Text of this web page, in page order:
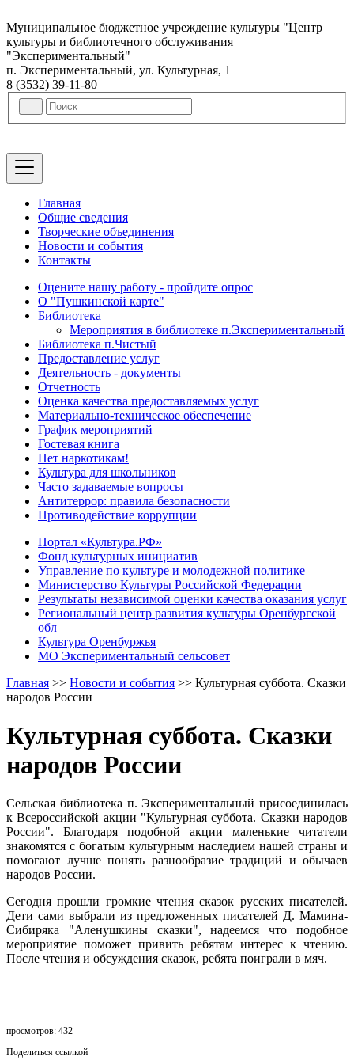
Муниципальное бюджетное учреждение культуры "Центр
культуры и библиотечного обслуживания
"Экспериментальный"
п. Экспериментальный, ул. Культурная, 1
8 (3532) 39-11-80
Главная
Общие сведения
Творческие объединения
Новости и события
Контакты
Оцените нашу работу - пройдите опрос
О "Пушкинской карте"
Библиотека
Мероприятия в библиотеке п.Экспериментальный
Библиотека п.Чистый
Предоставление услуг
Деятельность - документы
Отчетность
Оценка качества предоставляемых услуг
Материально-техническое обеспечение
График мероприятий
Гостевая книга
Нет наркотикам!
Культура для школьников
Часто задаваемые вопросы
Антитеррор: правила безопасности
Противодействие коррупции
Портал «Культура.РФ»
Фонд культурных инициатив
Управление по культуре и молодежной политике
Министерство Культуры Российской Федерации
Результаты независимой оценки качества оказания услуг
Региональный центр развития культуры Оренбургской
обл
Культура Оренбуржья
МО Экспериментальный сельсовет
Главная >> Новости и события >> Культурная суббота. Сказки
народов России
Культурная суббота. Сказки
народов России
Сельская библиотека п. Экспериментальный присоединилась
к Всероссийской акции "Культурная суббота. Сказки народов
России". Благодаря подобной акции маленькие читатели
знакомятся с богатым культурным наследием нашей страны и
помогают лучше понять разнообразие традиций и обычаев
народов России.
Сегодня прошли громкие чтения сказок русских писателей.
Дети сами выбрали из предложенных писателей Д. Мамина-
Сибиряка "Аленушкины сказки", надеемся что подобное
мероприятие поможет привить ребятам интерес к чтению.
После чтения и обсуждения сказок, ребята поиграли в мяч.
просмотров: 432
Поделиться ссылкой